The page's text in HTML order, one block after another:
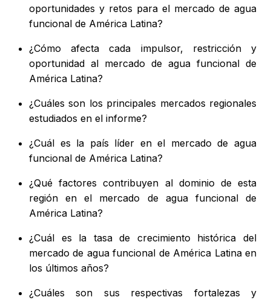
oportunidades y retos para el mercado de agua
funcional de América Latina?
¿Cómo afecta cada impulsor, restricción y
oportunidad al mercado de agua funcional de
América Latina?
¿Cuáles son los principales mercados regionales
estudiados en el informe?
¿Cuál es la país líder en el mercado de agua
funcional de América Latina?
¿Qué factores contribuyen al dominio de esta
región en el mercado de agua funcional de
América Latina?
¿Cuál es la tasa de crecimiento histórica del
mercado de agua funcional de América Latina en
los últimos años?
¿Cuáles son sus respectivas fortalezas y